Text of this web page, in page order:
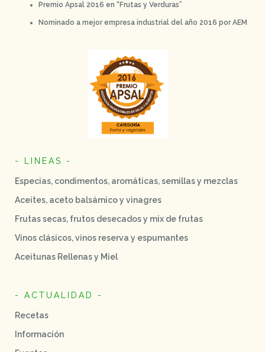
Premio Apsal 2016 en “Frutas y Verduras”
Nominado a mejor empresa industrial del año 2016 por AEM
- LINEAS -
Especias, condimentos, aromáticas, semillas y mezclas
Aceites, aceto balsámico y vinagres
Frutas secas, frutos desecados y mix de frutas
Vinos clásicos, vinos reserva y espumantes
Aceitunas Rellenas y Miel
- ACTUALIDAD -
Recetas
Información